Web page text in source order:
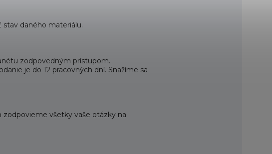
daného materiálu.
zodpovedným prístupom.
je do 12 pracovných dní. Snažíme sa
zodpovieme všetky vaše otázky na